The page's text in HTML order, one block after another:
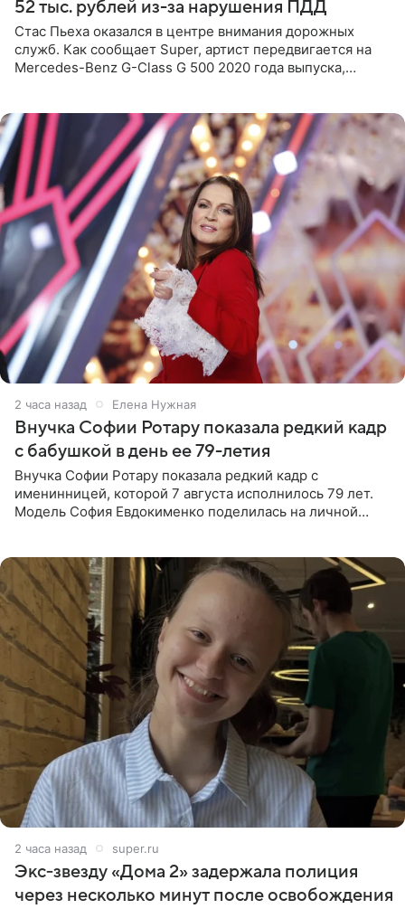
52 тыс. рублей из-за нарушения ПДД
Стас Пьеха оказался в центре внимания дорожных
служб. Как сообщает Super, артист передвигается на
Mercedes-Benz G-Class G 500 2020 года выпуска,
2 часа назад Елена Нужная
Внучка Софии Ротару показала редкий кадр
с бабушкой в день ее 79-летия
Внучка Софии Ротару показала редкий кадр с
именинницей, которой 7 августа исполнилось 79 лет.
Модель София Евдокименко поделилась на личной
2 часа назад super.ru
Экс‑звезду «Дома 2» задержала полиция
через несколько минут после освобождения